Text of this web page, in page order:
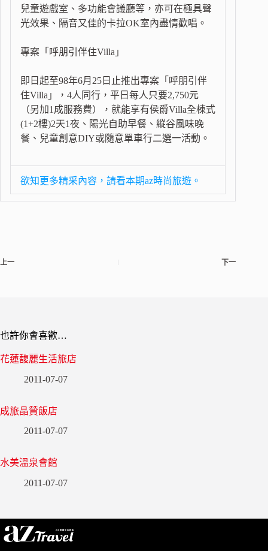
兒童遊戲室、多功能會議廳等，亦可在極具聲
光效果、隔音又佳的卡拉OK室內盡情歡唱。
專案「呼朋引伴住Villa」
即日起至98年6月25日止推出專案「呼朋引伴
住Villa」，4人同行，平日每人只要2,750元
（另加1成服務費），就能享有侯爵Villa全棟式
(1+2樓)2天1夜、陽光自助早餐、縱谷風味晚
餐、兒童創意DIY或隨意單車行二選一活動。
欲知更多精采內容，請看本期az時尚旅遊。
上一 下一
也許你會喜歡…
花蓮馥麗生活旅店
2011-07-07
成旅晶贊飯店
2011-07-07
水美溫泉會館
2011-07-07